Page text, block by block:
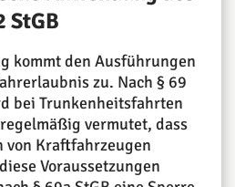
StGB
kommt den Ausführungen
zu. Nach § 69
bei Trunkenheitsfahrten
vermutet, dass
von Kraftfahrzeugen
Voraussetzungen